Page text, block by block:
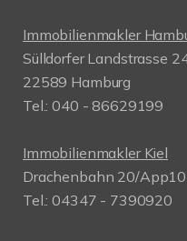
Immobilienmakler
Sülldorfer Landstrasse
22589 Hamburg
Tel.: 040 - 86629199
Immobilienmakler Kiel
Drachenbahn 20/
Tel.: 04347 - 7390920